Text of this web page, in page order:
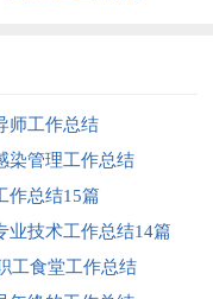
师工作总结
染管理工作总结
作总结15篇
业技术工作总结14篇
工食堂工作总结